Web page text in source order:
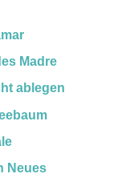
Madre
ablegen
Neues